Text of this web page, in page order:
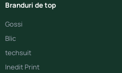
Branduri de top
Gossi
Blic
techsuit
Inedit Print